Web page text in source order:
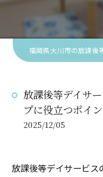
放課後等デイサ
プに役立つポイ
2025/12/05
放課後等デイサービス